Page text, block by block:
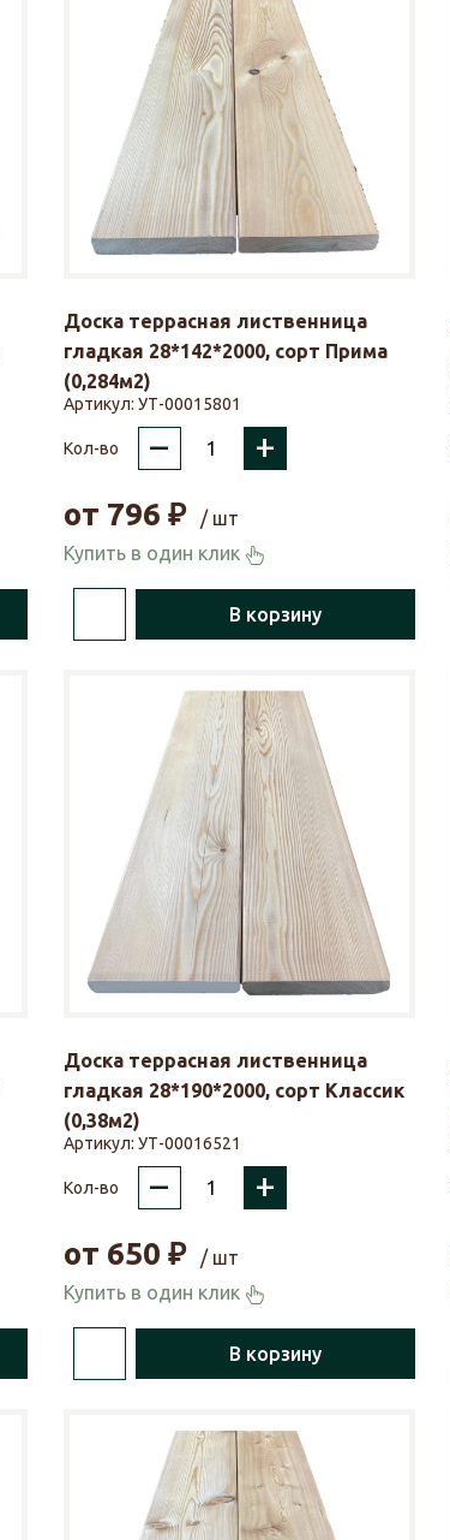
Доска террасная лиственница
гладкая 28*142*2000, сорт Прима
(0,284м2)
Артикул: УТ-00015801
Кол-во – +
от 796 ₽
/ шт
Купить в один клик
В корзину
Доска террасная лиственница
гладкая 28*190*2000, сорт Классик
(0,38м2)
Артикул: УТ-00016521
Кол-во – +
от 650 ₽
/ шт
Купить в один клик
В корзину